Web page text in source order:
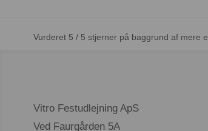
Vurderet 5 / 5 stjerner på baggrund af mere
Vitro Festudlejning ApS
Ved Faurgården 5A